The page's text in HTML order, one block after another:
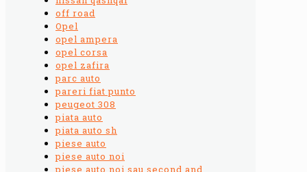
off road
Opel
opel ampera
opel corsa
opel zafira
parc auto
pareri fiat punto
peugeot 308
piata auto
piata auto sh
piese auto
piese auto noi
piese auto noi sau second and